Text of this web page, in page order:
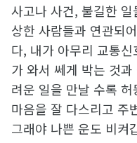
사고나 사건, 불길한
상한 사람들과 연관되
다, 내가 아무리 교통
가 와서 쎄게 박는 것
려운 일을 만날 수록
마음을 잘 다스리고 주
그래야 나쁜 운도 비켜